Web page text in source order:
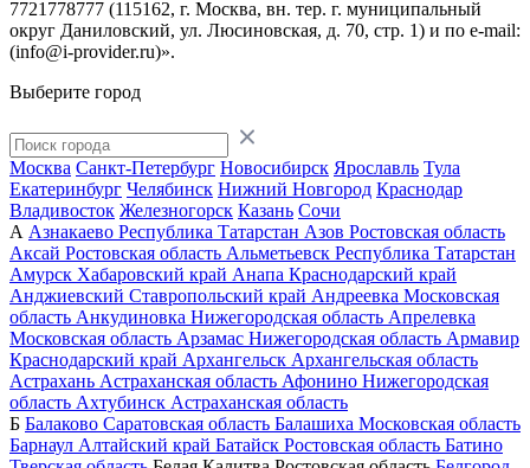
7721778777 (115162, г. Москва, вн. тер. г. муниципальный
округ Даниловский, ул. Люсиновская, д. 70, стр. 1) и по e-mail:
(info@i-provider.ru)».
Выберите город
Москва Санкт-Петербург Новосибирск Ярославль Тула
Екатеринбург Челябинск Нижний Новгород Краснодар
Владивосток Железногорск Казань Сочи
А Азнакаево Республика Татарстан Азов Ростовская область
Аксай Ростовская область Альметьевск Республика Татарстан
Амурск Хабаровский край Анапа Краснодарский край
Анджиевский Ставропольский край Андреевка Московская
область Анкудиновка Нижегородская область Апрелевка
Московская область Арзамас Нижегородская область Армавир
Краснодарский край Архангельск Архангельская область
Астрахань Астраханская область Афонино Нижегородская
область Ахтубинск Астраханская область
Б Балаково Саратовская область Балашиха Московская область
Барнаул Алтайский край Батайск Ростовская область Батино